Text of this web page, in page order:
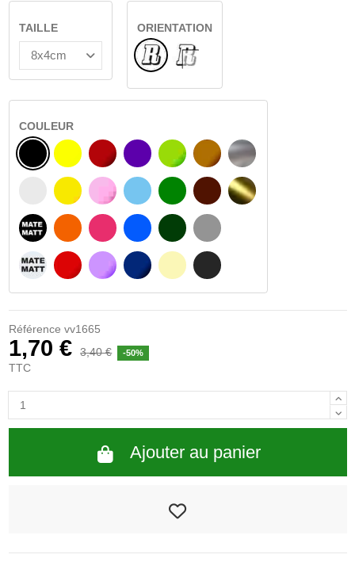
TAILLE
ORIENTATION
NormalVERRE INTÉRIEUR
COULEUR
NOIR
BLANC
NOIR MATÉ
BLANC MATÉ
JAUNE
JAUNE AMBRE
ORANGE
ROUGE
BOURGOGNE
ROSA
FUCHSIA
PURPLE
VIOLET
BLEU CLAIR
BLAU
BLEU FONCÉ
VERT CLAIR
VERT
VERT FONCÉ
BEIGE
NOISETTE
BRUN FONCÉ
GRIS CLAIR
GRIS FONCÉ
ARGENT
OR
Référence vv1665
1,70 € 3,40 € -50%
TTC
Ajouter au panier